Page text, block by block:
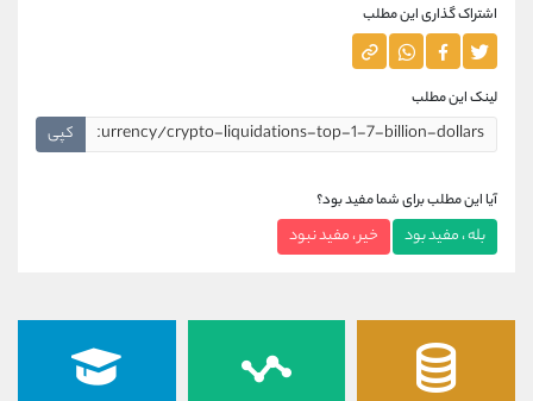
اشتراک گذاری این مطلب
لینک این مطلب
کپی
آیا این مطلب برای شما مفید بود؟
بله ، مفید بود خیر ، مفید نبود